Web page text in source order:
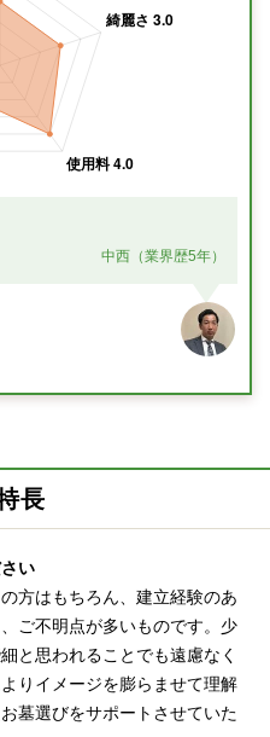
中西（業界歴5年）
長
い
方はもちろん、建立経験のあ
ご不明点が多いものです。少
と思われることでも遠慮なく
りイメージを膨らませて理解
墓選びをサポートさせていた